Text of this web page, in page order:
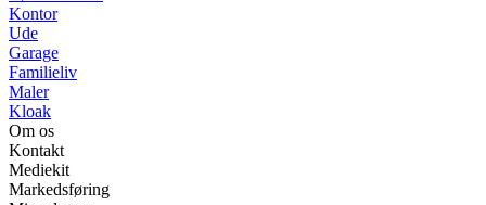
Kontor
Ude
Garage
Familieliv
Maler
Kloak
Om os
Kontakt
Mediekit
Markedsføring